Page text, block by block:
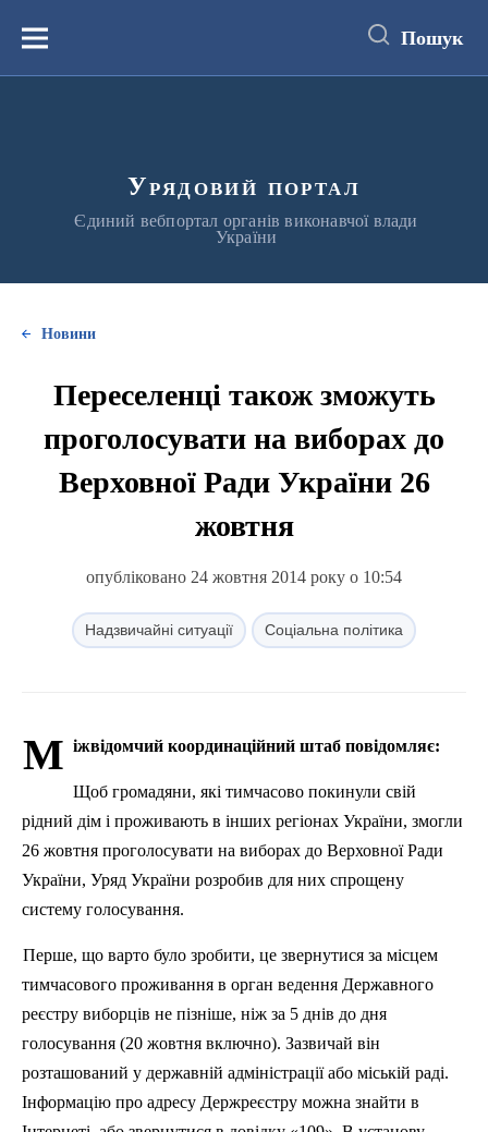
вмістуМеню Пошук
Урядовий портал
Єдиний вебпортал органів виконавчої влади
України
Новини
Переселенці також зможуть
проголосувати на виборах до
Верховної Ради України 26
жовтня
опубліковано 24 жовтня 2014 року о 10:54
Надзвичайні ситуації Соціальна політика
М іжвідомчий координаційний штаб повідомляє:
Щоб громадяни, які тимчасово покинули свій
рідний дім і проживають в інших регіонах України, змогли
26 жовтня проголосувати на виборах до Верховної Ради
України, Уряд України розробив для них спрощену
систему голосування.
Перше, що варто було зробити, це звернутися за місцем
тимчасового проживання в орган ведення Державного
реєстру виборців не пізніше, ніж за 5 днів до дня
голосування (20 жовтня включно). Зазвичай він
розташований у державній адміністрації або міській раді.
Інформацію про адресу Держреєстру можна знайти в